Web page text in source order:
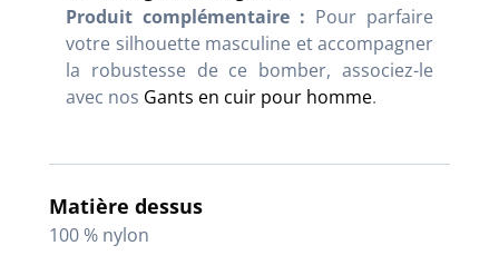
Produit complémentaire : Pour parfaire
votre silhouette masculine et accompagner
la robustesse de ce bomber, associez-le
avec nos Gants en cuir pour homme.
Matière dessus
100 % nylon